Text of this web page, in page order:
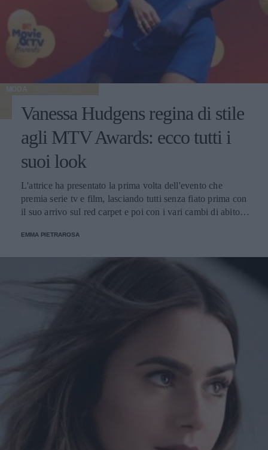
MODA
Vanessa Hudgens regina di stile
agli MTV Awards: ecco tutti i
suoi look
L'attrice ha presentato la prima volta dell'evento che
premia serie tv e film, lasciando tutti senza fiato prima con
il suo arrivo sul red carpet e poi con i vari cambi di abito
EMMA PIETRAROSA